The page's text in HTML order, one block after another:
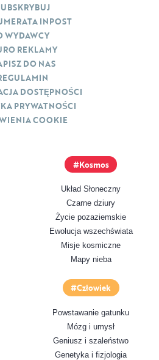
Kosmos
Układ Słoneczny
Czarne dziury
Życie pozaziemskie
Ewolucja wszechświata
Misje kosmiczne
Mapy nieba
Człowiek
Powstawanie gatunku
Mózg i umysł
Geniusz i szaleństwo
Genetyka i fizjologia
INPOST
WYDAWCY
REKLAMY
DO NAS
DOSTĘPNOŚCI
PRYWATNOŚCI
COOKIE